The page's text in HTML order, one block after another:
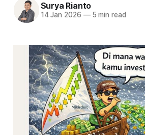
Surya Rianto
14 Jan 2026 —5 min read